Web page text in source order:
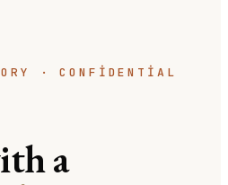
· CONFIDENTIAL
a